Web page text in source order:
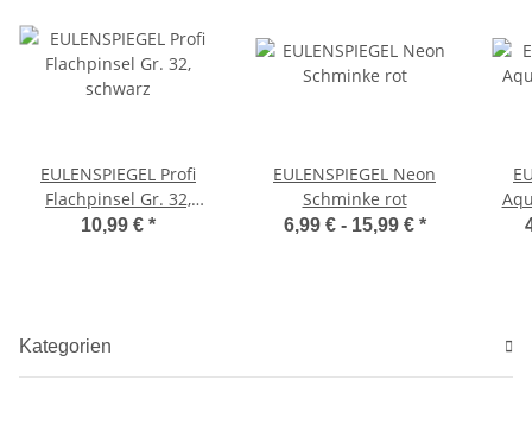
EULENSPIEGEL Profi
Flachpinsel Gr. 32,
schwarz
10,99 € *
EULENSPIEGEL Neon
Schminke rot
6,99 € - 15,99 € *
Kategorien